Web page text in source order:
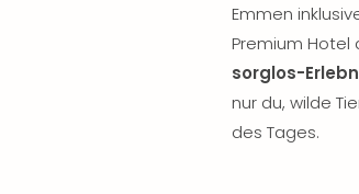
Emmen
Premium Hotel
sorglos-
nur du, wilde
des Tages.